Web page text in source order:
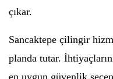
çıkar.
Sancaktepe çilingir
planda tutar.
en uygun güvenlik